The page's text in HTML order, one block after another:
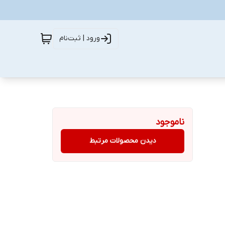
ورود | ثبت‌نام
ناموجود
دیدن محصولات مرتبط